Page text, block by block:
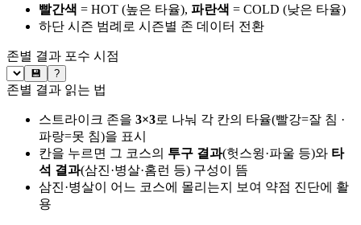
빨간색 = HOT (높은 타율), 파란색 = COLD (낮은 타율)
하단 시즌 범례로 시즌별 존 데이터 전환
존별 결과 포수 시점
💾 ?
존별 결과 읽는 법
스트라이크 존을 3×3로 나눠 각 칸의 타율(빨강=잘 침 ·
파랑=못 침)을 표시
칸을 누르면 그 코스의 투구 결과(헛스윙·파울 등)와 타
석 결과(삼진·병살·홈런 등) 구성이 뜸
삼진·병살이 어느 코스에 몰리는지 보여 약점 진단에 활
용